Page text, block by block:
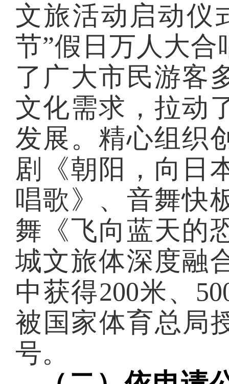
文旅活动启动仪
节”假日万人大
了广大市民游客
文化需求，拉动
发展。精心组织
剧《朝阳，向日
唱歌》、音舞快
舞《飞向蓝天的
城文旅体深度融
中获得200米、
被国家体育总局
号。